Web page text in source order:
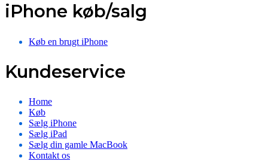
iPhone køb/salg
Køb en brugt iPhone
Kundeservice
Home
Køb
Sælg iPhone
Sælg iPad
Sælg din gamle MacBook
Kontakt os